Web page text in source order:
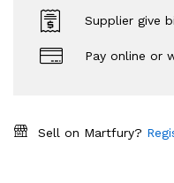
Supplier give
Pay online or
Sell on Martfury?